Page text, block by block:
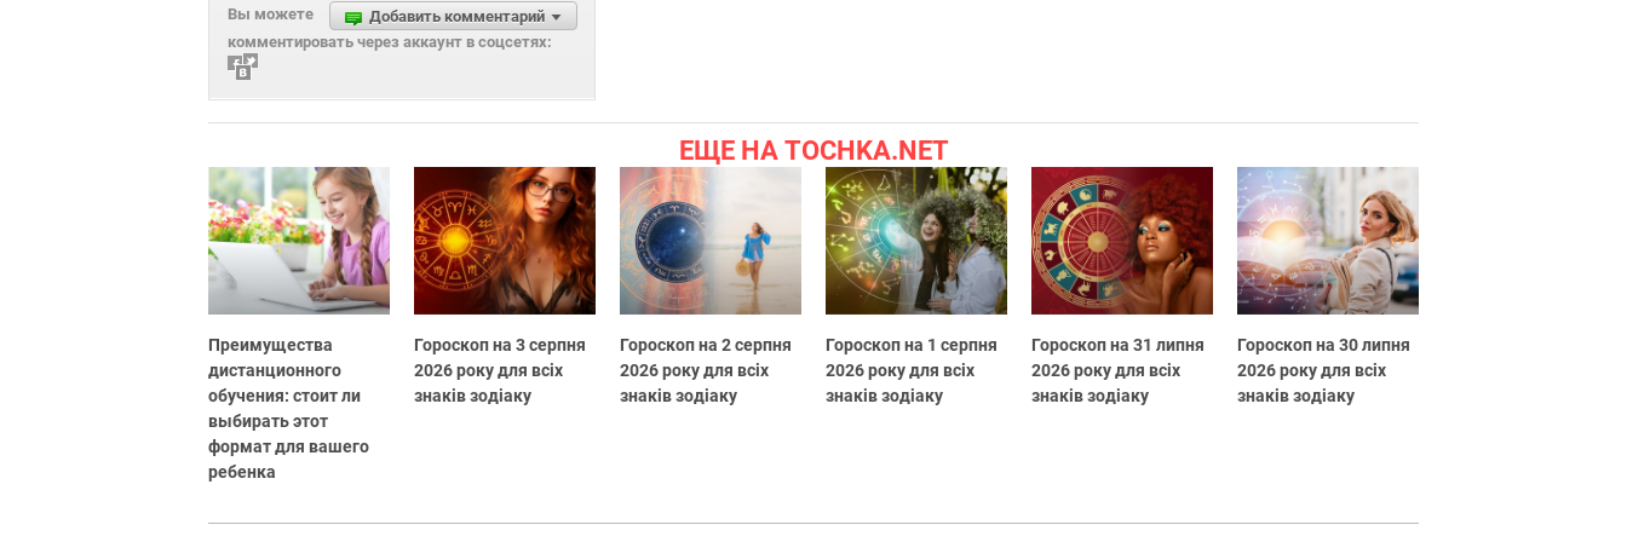
Добавить комментарий
Вы можете
комментировать через аккаунт в соцсетях:
ЕЩЕ НА TOCHKA.NET
Преимущества
дистанционного
обучения: стоит ли
выбирать этот
формат для вашего
ребенка
Гороскоп на 3 серпня
2026 року для всіх
знаків зодіаку
Гороскоп на 2 серпня
2026 року для всіх
знаків зодіаку
Гороскоп на 1 серпня
2026 року для всіх
знаків зодіаку
Гороскоп на 31 липня
2026 року для всіх
знаків зодіаку
Гороскоп на 30 липня
2026 року для всіх
знаків зодіаку